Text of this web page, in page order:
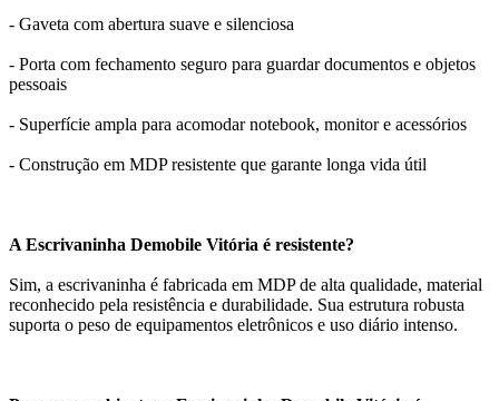
- Gaveta com abertura suave e silenciosa
- Porta com fechamento seguro para guardar documentos e objetos
pessoais
- Superfície ampla para acomodar notebook, monitor e acessórios
- Construção em MDP resistente que garante longa vida útil
A Escrivaninha Demobile Vitória é resistente?
Sim, a escrivaninha é fabricada em MDP de alta qualidade, material
reconhecido pela resistência e durabilidade. Sua estrutura robusta
suporta o peso de equipamentos eletrônicos e uso diário intenso.